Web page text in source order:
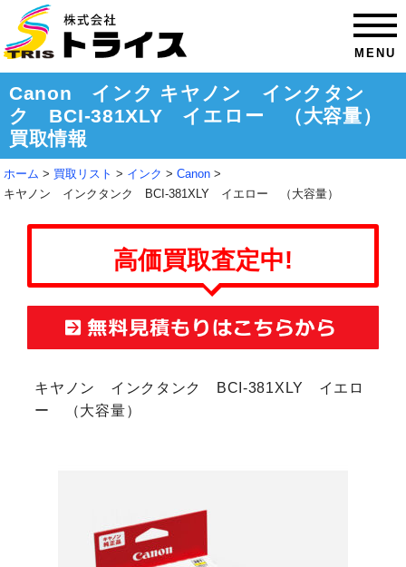
MENU
Canon インク キヤノン インクタン
ク BCI-381XLY イエロー （大容量）
買取情報
ホーム 買取リスト インク
Canon
キヤノン インクタンク BCI-381XLY イエロー （大容量）
高価買取査定中!
キヤノン インクタンク BCI-381XLY イエロ
ー （大容量）